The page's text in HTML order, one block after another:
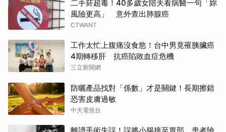
二手菸超毒！40多歲女陪夫看病醫一句「妳
風險更高」 意外查出肺腺癌
CTWANT
工作太忙上腹痛沒食慾！台中男竟罹胰臟癌
4期轉移肝 抗癌陷敗血症危機
三立新聞網
防曬產品找對「係數」才是關鍵！長期擦錯
恐害皮膚過敏
中天電視台